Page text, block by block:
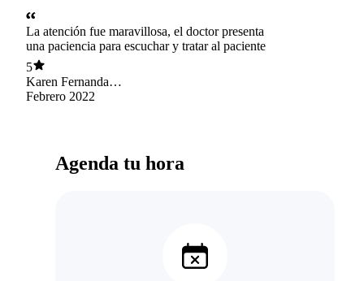
La atención fue maravillosa, el doctor presenta
una paciencia para escuchar y tratar al paciente
5
Karen Fernanda
Osorio Salazar
Febrero 2022
Agenda tu hora